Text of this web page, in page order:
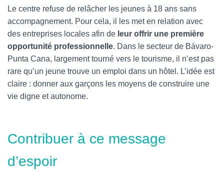
Le centre refuse de relâcher les jeunes à 18 ans sans
accompagnement. Pour cela, il les met en relation avec
des entreprises locales afin de leur offrir une première
opportunité professionnelle. Dans le secteur de Bávaro-
Punta Cana, largement tourné vers le tourisme, il n’est pas
rare qu’un jeune trouve un emploi dans un hôtel. L’idée est
claire : donner aux garçons les moyens de construire une
vie digne et autonome.
Contribuer à ce message
d’espoir